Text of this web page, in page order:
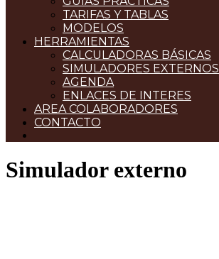
TARIFAS Y TABLAS
MODELOS
HERRAMIENTAS
CALCULADORAS BÁSICAS
SIMULADORES EXTERNOS
AGENDA
ENLACES DE INTERES
AREA COLABORADORES
CONTACTO
Simulador externo